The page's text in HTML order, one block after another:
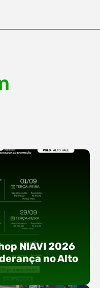
NIAVI 2026
no Alto